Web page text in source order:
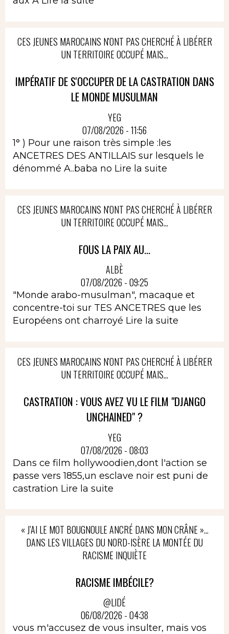
CES JEUNES MAROCAINS N'ONT PAS CHERCHÉ À LIBÉRER
UN TERRITOIRE OCCUPÉ MAIS...
IMPÉRATIF DE S'OCCUPER DE LA CASTRATION DANS
LE MONDE MUSULMAN
YEG
07/08/2026 - 11:56
1° ) Pour une raison très simple :les
ANCETRES DES ANTILLAIS sur lesquels le
dénommé A..baba no Lire la suite
CES JEUNES MAROCAINS N'ONT PAS CHERCHÉ À LIBÉRER
UN TERRITOIRE OCCUPÉ MAIS...
FOUS LA PAIX AU...
ALBÈ
07/08/2026 - 09:25
"Monde arabo-musulman", macaque et
concentre-toi sur TES ANCETRES que les
Européens ont charroyé Lire la suite
CES JEUNES MAROCAINS N'ONT PAS CHERCHÉ À LIBÉRER
UN TERRITOIRE OCCUPÉ MAIS...
CASTRATION : VOUS AVEZ VU LE FILM "DJANGO
UNCHAINED" ?
YEG
07/08/2026 - 08:03
Dans ce film hollywoodien,dont l'action se
passe vers 1855,un esclave noir est puni de
castration Lire la suite
« J’AI LE MOT BOUGNOULE ANCRÉ DANS MON CRÂNE »…
DANS LES VILLAGES DU NORD-ISÈRE LA MONTÉE DU
RACISME INQUIÈTE
RACISME IMBÉCILE?
@LIDÉ
06/08/2026 - 04:38
vous m'accusez de vous insulter, mais vos